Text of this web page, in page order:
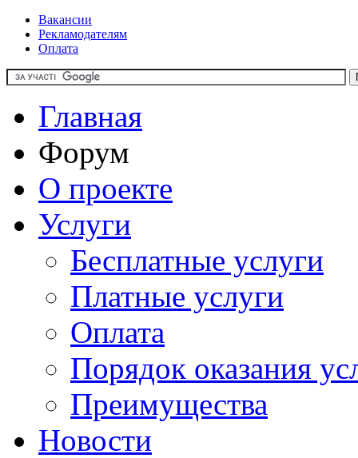
Вакансии
Рекламодателям
Оплата
Главная
Форум
О проекте
Услуги
Бесплатные услуги
Платные услуги
Оплата
Порядок оказания
Преимущества
Новости